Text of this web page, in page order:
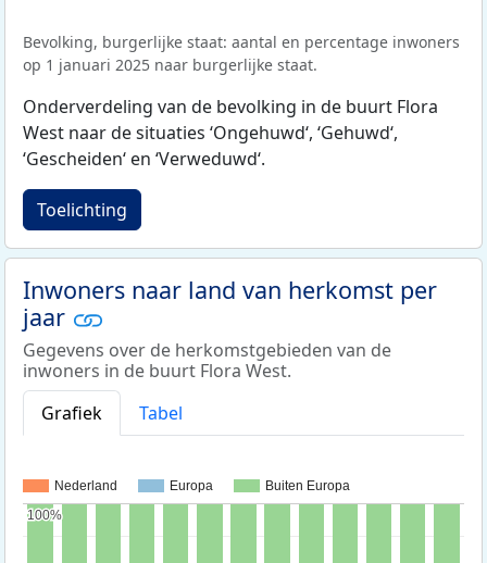
Bevolking, burgerlijke staat: aantal en percentage inwoners
op 1 januari 2025 naar burgerlijke staat.
Onderverdeling van de bevolking in de buurt Flora
West naar de situaties ‘Ongehuwd‘, ‘Gehuwd‘,
‘Gescheiden‘ en ‘Verweduwd‘.
Toelichting
Inwoners naar land van herkomst per
jaar
Gegevens over de herkomstgebieden van de
inwoners in de buurt Flora West.
Grafiek
Tabel
Nederland Europa Buiten Europa
100%
100%